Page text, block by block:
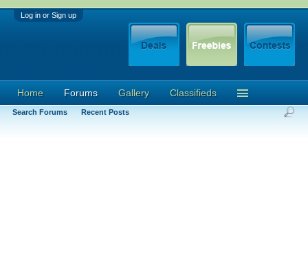
Log in or Sign up
Home Forums
Search Forums Recent Posts
Gallery Classifieds